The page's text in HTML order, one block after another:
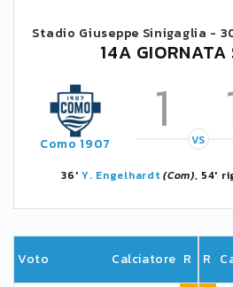
Stadio Giuseppe Sinigaglia -
14A GIORNATA
Como 1907 1 VS
36'Y. Engelhardt (Com), 54'
Voto Calciatore R R